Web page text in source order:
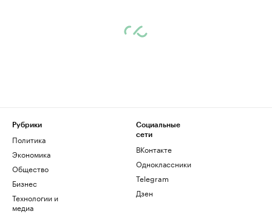
Рубрики
Политика
Экономика
Общество
Бизнес
Технологии и
медиа
Социальные
сети
ВКонтакте
Одноклассники
Telegram
Дзен